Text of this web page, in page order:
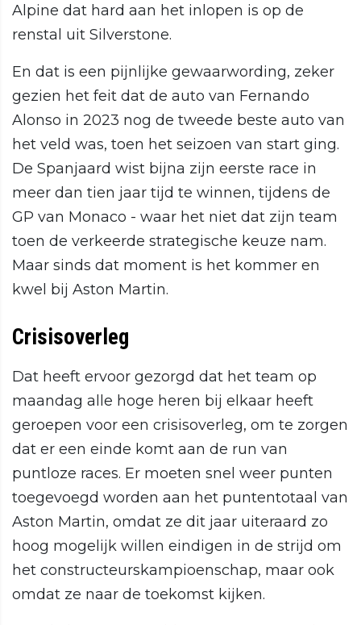
Alpine dat hard aan het inlopen is op de
renstal uit Silverstone.
En dat is een pijnlijke gewaarwording, zeker
gezien het feit dat de auto van Fernando
Alonso in 2023 nog de tweede beste auto van
het veld was, toen het seizoen van start ging.
De Spanjaard wist bijna zijn eerste race in
meer dan tien jaar tijd te winnen, tijdens de
GP van Monaco - waar het niet dat zijn team
toen de verkeerde strategische keuze nam.
Maar sinds dat moment is het kommer en
kwel bij Aston Martin.
Crisisoverleg
Dat heeft ervoor gezorgd dat het team op
maandag alle hoge heren bij elkaar heeft
geroepen voor een crisisoverleg, om te zorgen
dat er een einde komt aan de run van
puntloze races. Er moeten snel weer punten
toegevoegd worden aan het puntentotaal van
Aston Martin, omdat ze dit jaar uiteraard zo
hoog mogelijk willen eindigen in de strijd om
het constructeurskampioenschap, maar ook
omdat ze naar de toekomst kijken.